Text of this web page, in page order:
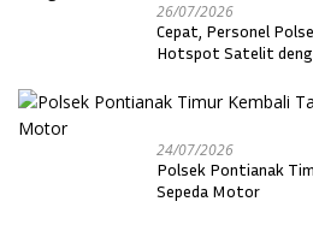
26/07/2026
Cepat, Personel
Hotspot Satelit
24/07/2026
Polsek Pontianak
Sepeda Motor